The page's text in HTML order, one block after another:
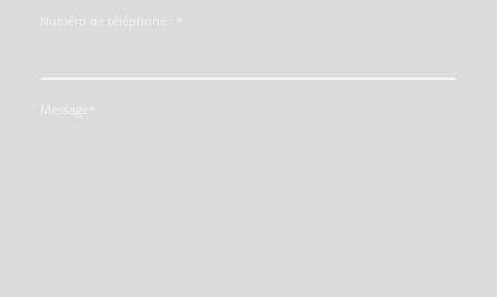
Numéro de téléphone :
Message